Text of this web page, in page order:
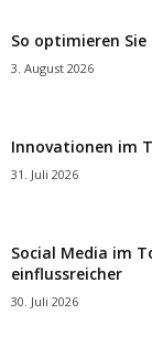
So optimieren
3. August 2026
Innovationen im
31. Juli 2026
Social Media im
einflussreicher
30. Juli 2026